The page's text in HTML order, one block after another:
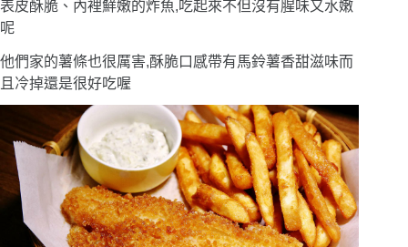
表皮酥脆、內裡鮮嫩的炸魚,吃起來不但沒有腥味又水嫩
呢
他們家的薯條也很厲害,酥脆口感帶有馬鈴薯香甜滋味而
且冷掉還是很好吃喔